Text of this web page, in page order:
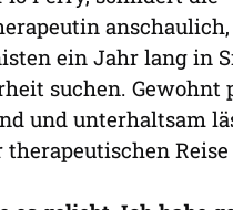
ein Jahr lang in
suchen. Gewohnt
und unterhaltsam
therapeutischen